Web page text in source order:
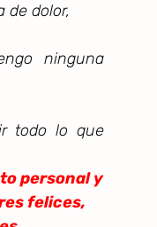
de dolor,
ninguna
todo lo que
personal y
felices,